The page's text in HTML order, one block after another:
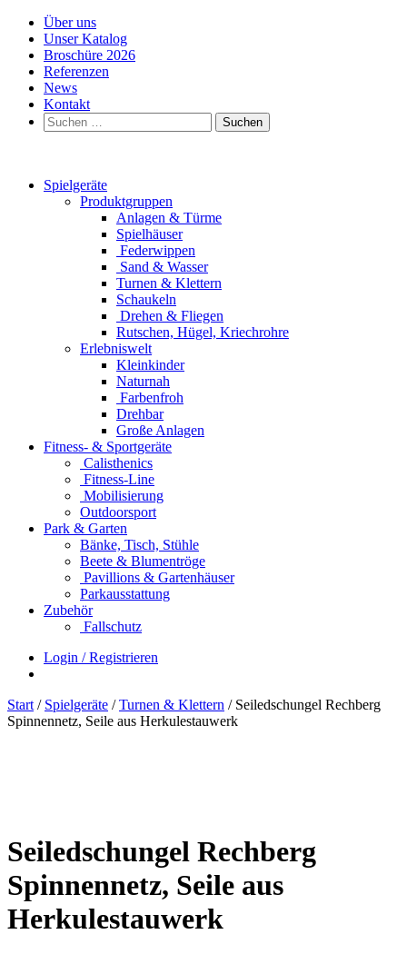
Über uns
Unser Katalog
Broschüre 2026
Referenzen
News
Kontakt
Suchen
nach:
Spielgeräte
Produktgruppen
Anlagen & Türme
Spielhäuser
Federwippen
Sand & Wasser
Turnen & Klettern
Schaukeln
Drehen & Fliegen
Rutschen, Hügel, Kriechrohre
Erlebniswelt
Kleinkinder
Naturnah
Farbenfroh
Drehbar
Große Anlagen
Fitness- & Sportgeräte
Calisthenics
Fitness-Line
Mobilisierung
Outdoorsport
Park & Garten
Bänke, Tisch, Stühle
Beete & Blumentröge
Pavillions & Gartenhäuser
Parkausstattung
Zubehör
Fallschutz
Login / Registrieren
Start / Spielgeräte /Turnen & Klettern / Seiledschungel Rechberg
Spinnennetz, Seile aus Herkulestauwerk
Seiledschungel Rechberg
Spinnennetz, Seile aus
Herkulestauwerk